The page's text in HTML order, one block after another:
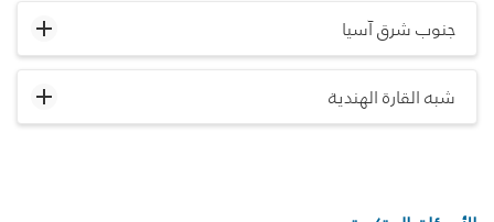
جنوب شرق آسيا
شبه القارة الهندية